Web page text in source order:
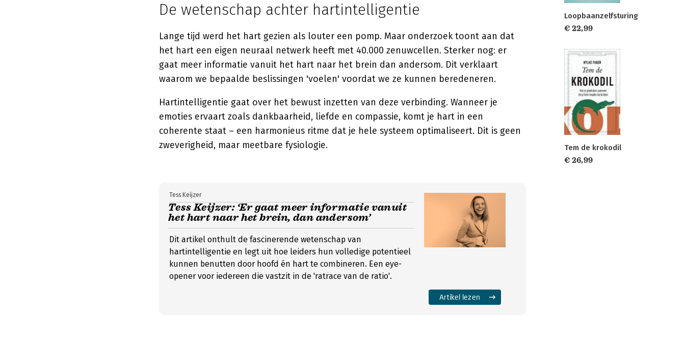
De wetenschap achter hartintelligentie
Lange tijd werd het hart gezien als louter een pomp. Maar onderzoek toont aan dat
het hart een eigen neuraal netwerk heeft met 40.000 zenuwcellen. Sterker nog: er
gaat meer informatie vanuit het hart naar het brein dan andersom. Dit verklaart
waarom we bepaalde beslissingen 'voelen' voordat we ze kunnen beredeneren.
Hartintelligentie gaat over het bewust inzetten van deze verbinding. Wanneer je
emoties ervaart zoals dankbaarheid, liefde en compassie, komt je hart in een
coherente staat – een harmonieus ritme dat je hele systeem optimaliseert. Dit is geen
zweverigheid, maar meetbare fysiologie.
Tess Keijzer: ‘Er gaat meer informatie vanuit
het hart naar het brein, dan andersom’
Tess Keijzer
Dit artikel onthult de fascinerende wetenschap van
hartintelligentie en legt uit hoe leiders hun volledige potentieel
kunnen benutten door hoofd én hart te combineren. Een eye-
opener voor iedereen die vastzit in de 'ratrace van de ratio'.
Artikel lezen
Loopbaanzelfsturing
€ 22,99
Tem de krokodil
€ 26,99